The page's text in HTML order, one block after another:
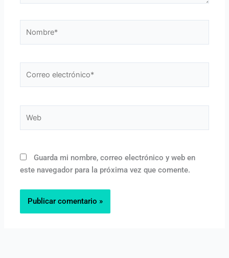
Guarda mi nombre, correo electrónico y web en
este navegador para la próxima vez que comente.